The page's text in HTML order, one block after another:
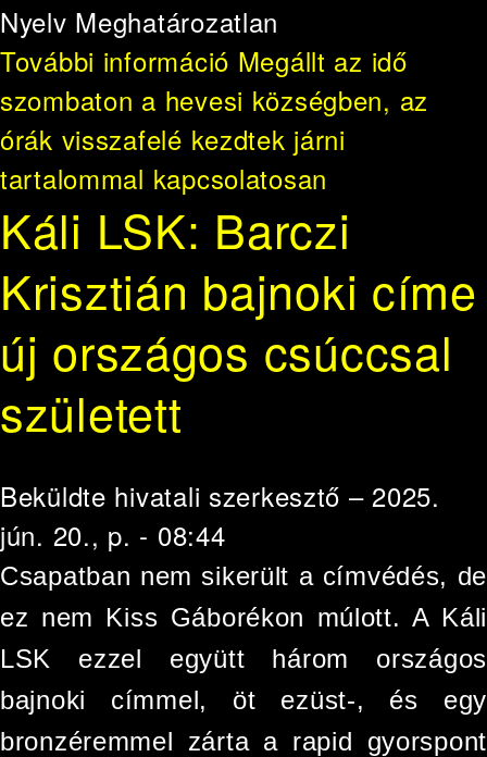
Nyelv Meghatározatlan
További információ Megállt az idő
szombaton a hevesi községben, az
órák visszafelé kezdtek járni
tartalommal kapcsolatosan
Káli LSK: Barczi
Krisztián bajnoki címe
új országos csúccsal
született
Beküldte hivatali szerkesztő – 2025.
jún. 20., p. - 08:44
Csapatban nem sikerült a címvédés, de
ez nem Kiss Gáborékon múlott. A Káli
LSK ezzel együtt három országos
bajnoki címmel, öt ezüst-, és egy
bronzéremmel zárta a rapid gyorspont